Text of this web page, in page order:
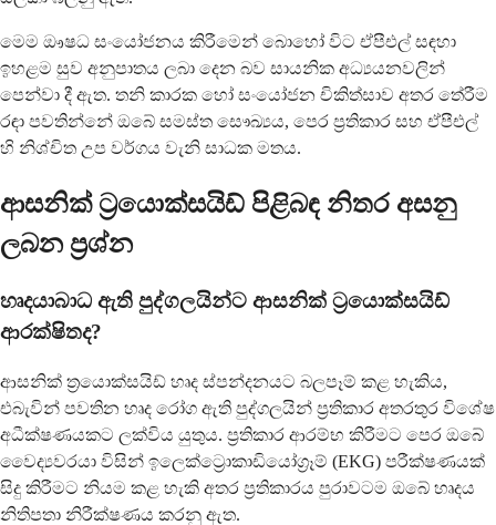
මෙම ඖෂධ සංයෝජනය කිරීමෙන් බොහෝ විට ඒපීඑල් සඳහා
ඉහළම සුව අනුපාතය ලබා දෙන බව සායනික අධ්‍යයනවලින්
පෙන්වා දී ඇත. තනි කාරක හෝ සංයෝජන චිකිත්සාව අතර තේරීම
රඳා පවතින්නේ ඔබේ සමස්ත සෞඛ්‍යය, පෙර ප්‍රතිකාර සහ ඒපීඑල්
හි නිශ්චිත උප වර්ගය වැනි සාධක මතය.
ආසනික් ට්‍රයොක්සයිඩ් පිළිබඳ නිතර අසනු
ලබන ප්‍රශ්න
හෘදයාබාධ ඇති පුද්ගලයින්ට ආසනික් ට්‍රයොක්සයිඩ්
ආරක්ෂිතද?
ආසනික් ත්‍රයොක්සයිඩ් හෘද ස්පන්දනයට බලපෑම් කළ හැකිය,
එබැවින් පවතින හෘද රෝග ඇති පුද්ගලයින් ප්‍රතිකාර අතරතුර විශේෂ
අධීක්ෂණයකට ලක්විය යුතුය. ප්‍රතිකාර ආරම්භ කිරීමට පෙර ඔබේ
වෛද්‍යවරයා විසින් ඉලෙක්ට්‍රොකාඩියෝග්‍රෑම් (EKG) පරීක්ෂණයක්
සිදු කිරීමට නියම කළ හැකි අතර ප්‍රතිකාරය පුරාවටම ඔබේ හෘදය
නිතිපතා නිරීක්ෂණය කරනු ඇත.